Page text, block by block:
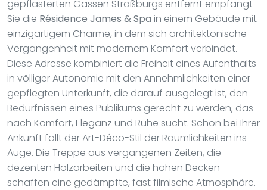
gepflasterten Gassen Straßburgs entfernt empfängt
Sie die Résidence James & Spa in einem Gebäude mit
einzigartigem Charme, in dem sich architektonische
Vergangenheit mit modernem Komfort verbindet.
Diese Adresse kombiniert die Freiheit eines Aufenthalts
in völliger Autonomie mit den Annehmlichkeiten einer
gepflegten Unterkunft, die darauf ausgelegt ist, den
Bedürfnissen eines Publikums gerecht zu werden, das
nach Komfort, Eleganz und Ruhe sucht. Schon bei Ihrer
Ankunft fällt der Art-Déco-Stil der Räumlichkeiten ins
Auge. Die Treppe aus vergangenen Zeiten, die
dezenten Holzarbeiten und die hohen Decken
schaffen eine gedämpfte, fast filmische Atmosphäre.